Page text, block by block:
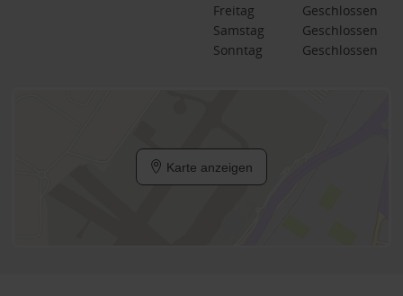
Freitag
Geschlossen
Samstag
Geschlossen
Sonntag
Geschlossen
Karte anzeigen